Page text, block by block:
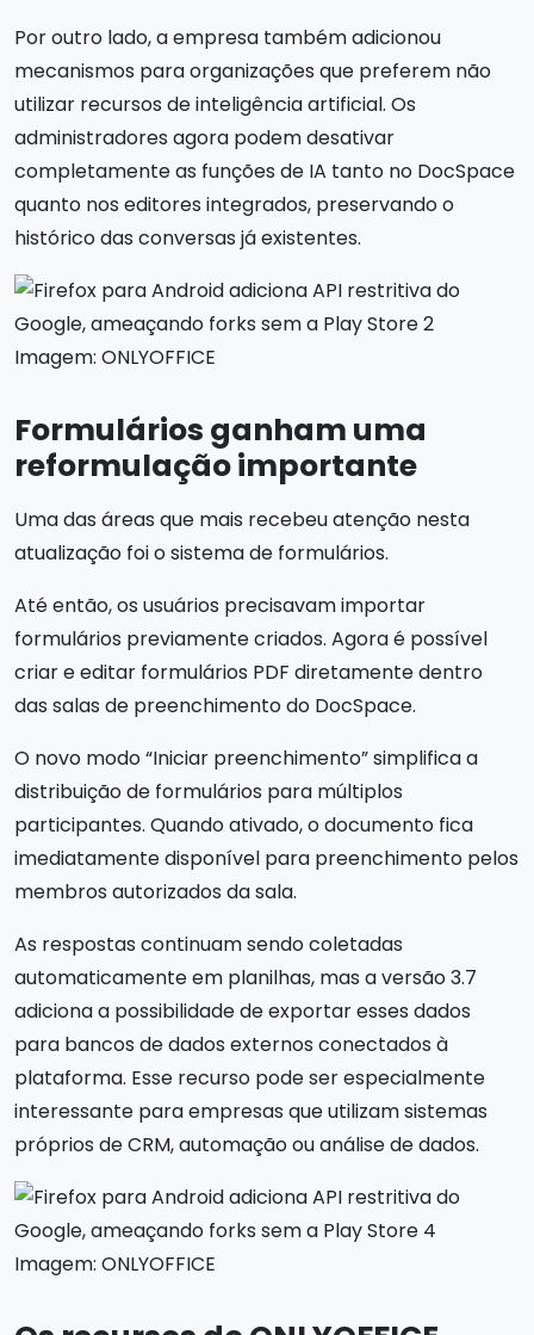
Por outro lado, a empresa também adicionou
mecanismos para organizações que preferem não
utilizar recursos de inteligência artificial. Os
administradores agora podem desativar
completamente as funções de IA tanto no DocSpace
quanto nos editores integrados, preservando o
histórico das conversas já existentes.
Imagem: ONLYOFFICE
Formulários ganham uma
reformulação importante
Uma das áreas que mais recebeu atenção nesta
atualização foi o sistema de formulários.
Até então, os usuários precisavam importar
formulários previamente criados. Agora é possível
criar e editar formulários PDF diretamente dentro
das salas de preenchimento do DocSpace.
O novo modo “Iniciar preenchimento” simplifica a
distribuição de formulários para múltiplos
participantes. Quando ativado, o documento fica
imediatamente disponível para preenchimento pelos
membros autorizados da sala.
As respostas continuam sendo coletadas
automaticamente em planilhas, mas a versão 3.7
adiciona a possibilidade de exportar esses dados
para bancos de dados externos conectados à
plataforma. Esse recurso pode ser especialmente
interessante para empresas que utilizam sistemas
próprios de CRM, automação ou análise de dados.
Imagem: ONLYOFFICE